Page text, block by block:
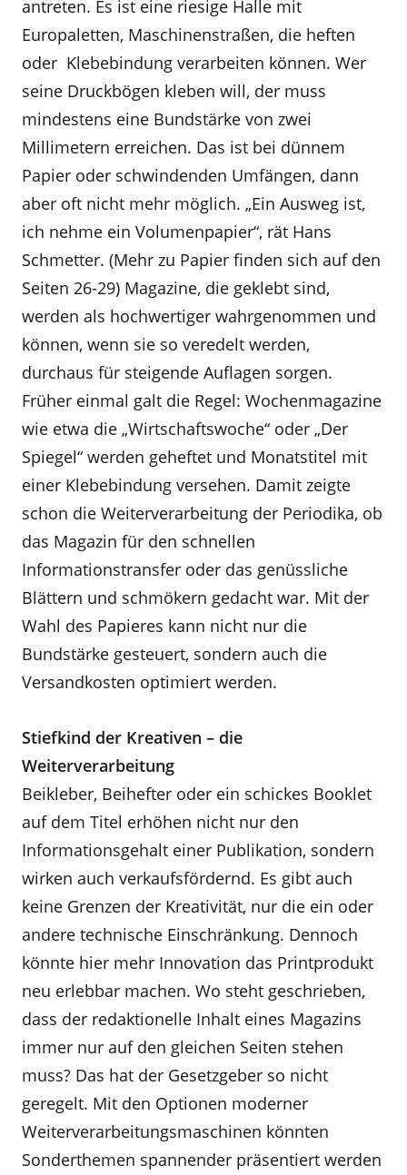
antreten. Es ist eine riesige Halle mit
Europaletten, Maschinenstraßen, die heften
oder Klebebindung verarbeiten können. Wer
seine Druckbögen kleben will, der muss
mindestens eine Bundstärke von zwei
Millimetern erreichen. Das ist bei dünnem
Papier oder schwindenden Umfängen, dann
aber oft nicht mehr möglich. „Ein Ausweg ist,
ich nehme ein Volumenpapier“, rät Hans
Schmetter. (Mehr zu Papier finden sich auf den
Seiten 26-29) Magazine, die geklebt sind,
werden als hochwertiger wahrgenommen und
können, wenn sie so veredelt werden,
durchaus für steigende Auflagen sorgen.
Früher einmal galt die Regel: Wochenmagazine
wie etwa die „Wirtschaftswoche“ oder „Der
Spiegel“ werden geheftet und Monatstitel mit
einer Klebebindung versehen. Damit zeigte
schon die Weiterverarbeitung der Periodika, ob
das Magazin für den schnellen
Informationstransfer oder das genüssliche
Blättern und schmökern gedacht war. Mit der
Wahl des Papieres kann nicht nur die
Bundstärke gesteuert, sondern auch die
Versandkosten optimiert werden.
Stiefkind der Kreativen – die
Weiterverarbeitung
Beikleber, Beihefter oder ein schickes Booklet
auf dem Titel erhöhen nicht nur den
Informationsgehalt einer Publikation, sondern
wirken auch verkaufsfördernd. Es gibt auch
keine Grenzen der Kreativität, nur die ein oder
andere technische Einschränkung. Dennoch
könnte hier mehr Innovation das Printprodukt
neu erlebbar machen. Wo steht geschrieben,
dass der redaktionelle Inhalt eines Magazins
immer nur auf den gleichen Seiten stehen
muss? Das hat der Gesetzgeber so nicht
geregelt. Mit den Optionen moderner
Weiterverarbeitungsmaschinen könnten
Sonderthemen spannender präsentiert werden